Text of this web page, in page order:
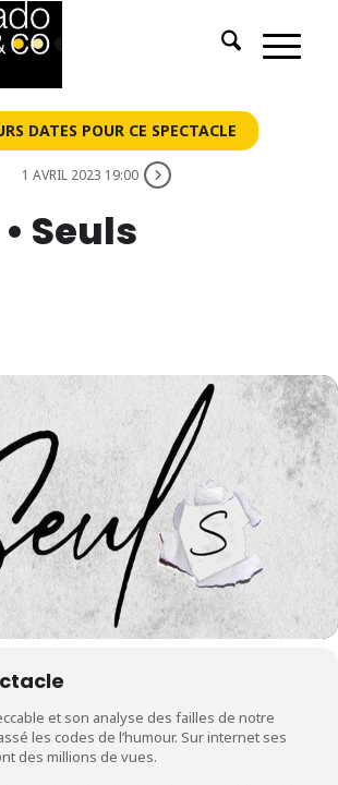
DATES POUR CE SPECTACLE
1 AVRIL 2023 19:00
Seuls
et son analyse des failles de notre
les codes de l’humour. Sur internet ses
des millions de vues.